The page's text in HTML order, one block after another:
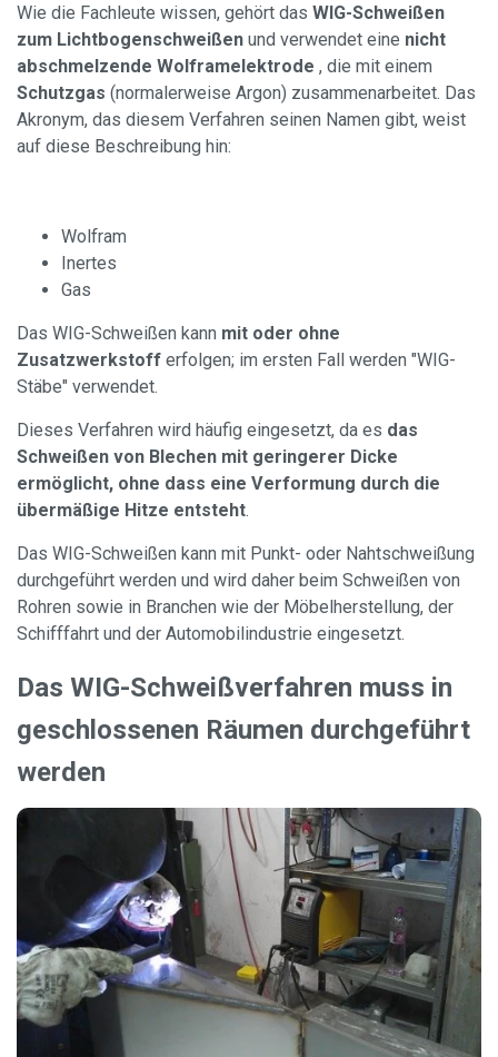
Wie die Fachleute wissen, gehört das WIG-Schweißen
zum Lichtbogenschweißen und verwendet eine nicht
abschmelzende Wolframelektrode , die mit einem
Schutzgas (normalerweise Argon) zusammenarbeitet. Das
Akronym, das diesem Verfahren seinen Namen gibt, weist
auf diese Beschreibung hin:
Wolfram
Inertes
Gas
Das WIG-Schweißen kann mit oder ohne
Zusatzwerkstoff erfolgen; im ersten Fall werden "WIG-
Stäbe" verwendet.
Dieses Verfahren wird häufig eingesetzt, da es das
Schweißen von Blechen mit geringerer Dicke
ermöglicht, ohne dass eine Verformung durch die
übermäßige Hitze entsteht.
Das WIG-Schweißen kann mit Punkt- oder Nahtschweißung
durchgeführt werden und wird daher beim Schweißen von
Rohren sowie in Branchen wie der Möbelherstellung, der
Schifffahrt und der Automobilindustrie eingesetzt.
Das WIG-Schweißverfahren muss in
geschlossenen Räumen durchgeführt
werden